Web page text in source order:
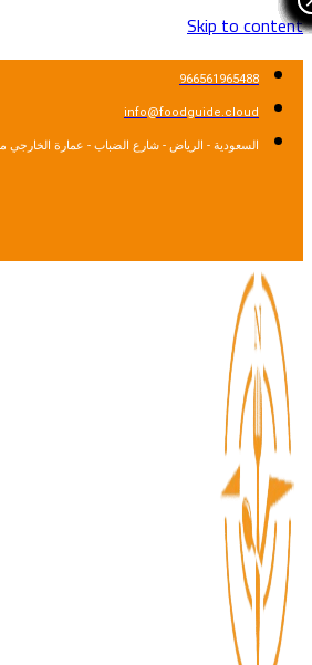
Skip to
966561965488
info@foodguide.cloud
السعودية - الرياض - شارع الضباب - عمارة الخارجي مكتب 6